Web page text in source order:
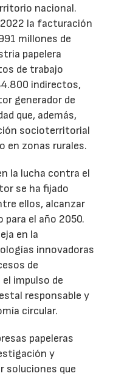
nacional.
la facturación
millones de
papelera
de trabajo
indirectos,
generador de
que, además,
socioterritorial
en zonas rurales.
la lucha contra el
se ha fijado
ellos, alcanzar
para el año 2050.
en la
innovadoras
de
impulso de
responsable y
circular.
papeleras
y
soluciones que